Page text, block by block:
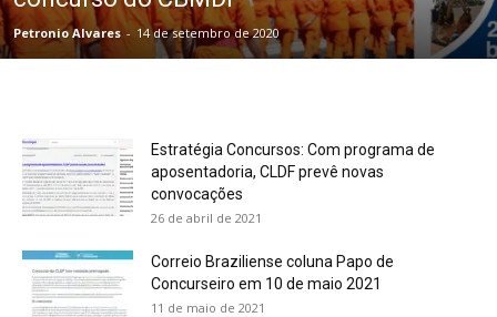
Petronio Alvares - 14 de setembro de 2020
Estratégia Concursos: Com programa de
aposentadoria, CLDF prevê novas
convocações
26 de abril de 2021
Correio Braziliense coluna Papo de
Concurseiro em 10 de maio 2021
11 de maio de 2021